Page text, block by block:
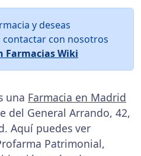
y deseas
contactar con nosotros
Farmacias Wiki
una Farmacia en Madrid
del General Arrando, 42,
Aquí puedes ver
Patrimonial,